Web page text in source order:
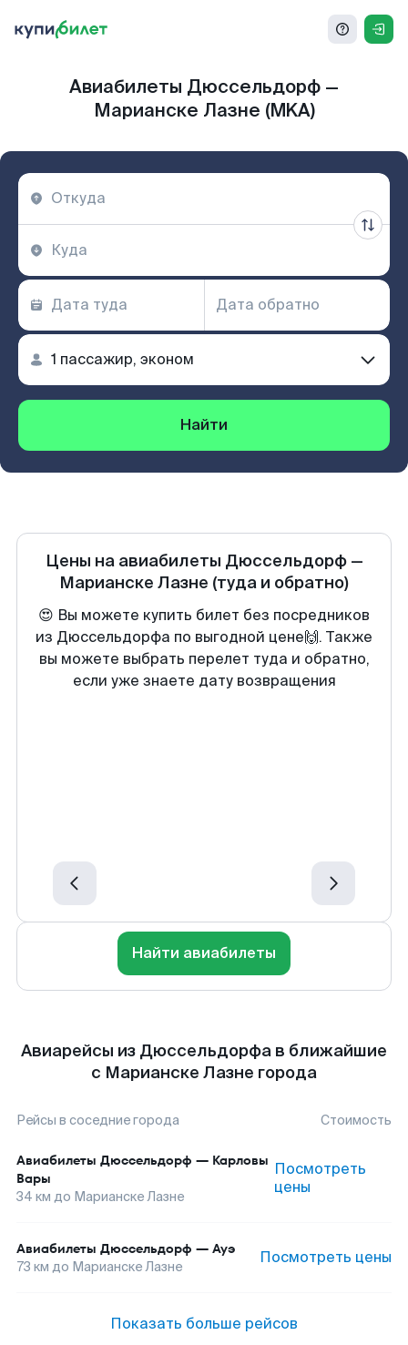
Авиабилеты Дюссельдорф —
Марианске Лазне (MKA)
Найти
Цены на авиабилеты Дюссельдорф—
Марианске Лазне (туда и обратно)
😍 Вы можете купить билет без посредников
из Дюссельдорфа по выгодной цене🙌. Также
вы можете выбрать перелет туда и обратно,
если уже знаете дату возвращения
Найти авиабилеты
Авиарейсы из Дюссельдорфа в ближайшие
с Марианске Лазне города
Рейсы в соседние города Стоимость
Авиабилеты Дюссельдорф — Карловы
Вары
34 км до Марианске Лазне
Посмотреть
цены
Авиабилеты Дюссельдорф — Ауэ
73 км до Марианске Лазне Посмотреть цены
Показать больше рейсов